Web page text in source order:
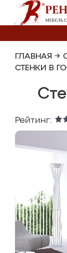
ГЛАВНАЯ →
СТЕНКИ В
Рейтинг: